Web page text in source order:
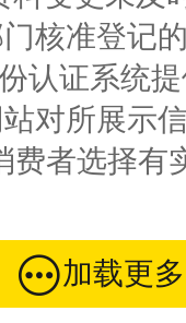
核准登记
认证系统
对所展示
费者选择有
加载更多